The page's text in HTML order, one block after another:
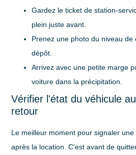
Gardez le ticket de station-
plein juste avant.
Prenez une photo du niveau de
dépôt.
Arrivez avec une petite marge
voiture dans la précipitation.
Vérifier l'état du véhicule
retour
Le meilleur moment pour signaler
après la location. C'est avant de